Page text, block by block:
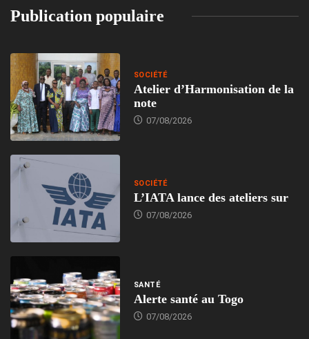
Publication populaire
SOCIÉTÉ
Atelier d’Harmonisation de la
note
07/08/2026
SOCIÉTÉ
L’IATA lance des ateliers sur
07/08/2026
SANTÉ
Alerte santé au Togo
07/08/2026